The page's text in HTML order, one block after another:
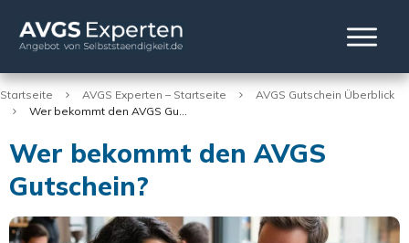
Startseite AVGS Experten – Startseite
AVGS Gutschein Überblick
Wer bekommt den AVGS Gutschein?
Wer bekommt den AVGS
Gutschein?